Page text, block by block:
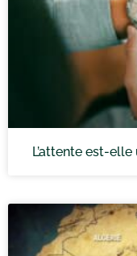
L’attente est-